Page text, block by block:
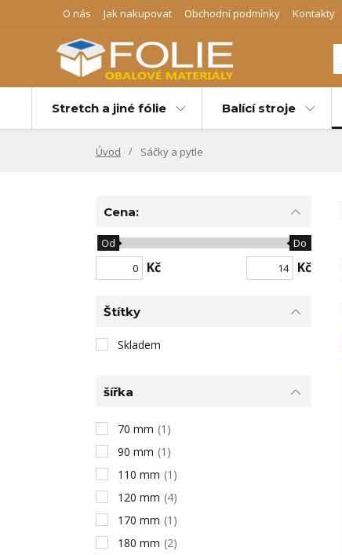
O nás Jak nakupovat Obchodní podmínky Kontakty
Stretch a jiné fólie Balící stroje
Úvod Sáčky a pytle
Cena:
Kč
Od Do
Kč
Štítky
Skladem
šířka
70 mm (1)
90 mm (1)
110 mm (1)
120 mm (4)
170 mm (1)
180 mm (2)